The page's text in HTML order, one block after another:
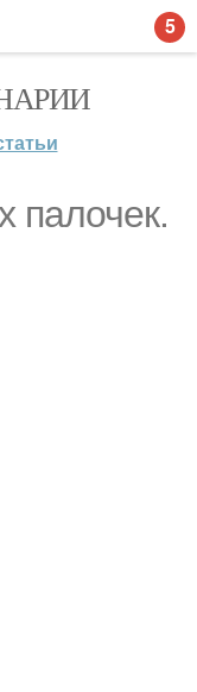
палочек.
5